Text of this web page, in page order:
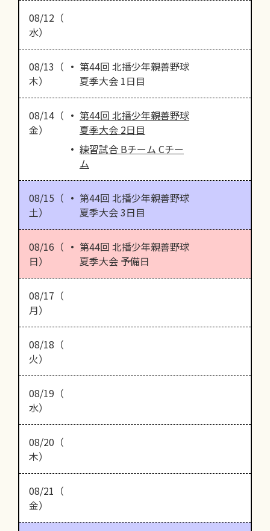
08/12（
水）
08/13（
木）
第44回 北播少年親善野球
夏季大会 1日目
08/14（
金）
第44回 北播少年親善野球
夏季大会 2日目
練習試合 Bチーム Cチー
ム
08/15（
土）
第44回 北播少年親善野球
夏季大会 3日目
08/16（
日）
第44回 北播少年親善野球
夏季大会 予備日
08/17（
月）
08/18（
火）
08/19（
水）
08/20（
木）
08/21（
金）